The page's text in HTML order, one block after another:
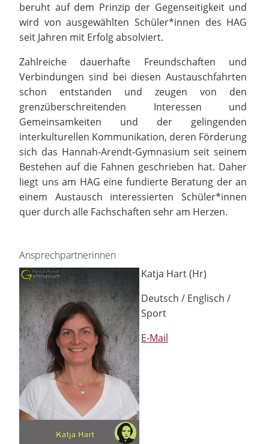
beruht auf dem Prinzip der Gegenseitigkeit und
wird von ausgewählten Schüler*innen des HAG
seit Jahren mit Erfolg absolviert.
Zahlreiche dauerhafte Freundschaften und
Verbindungen sind bei diesen Austauschfahrten
schon entstanden und zeugen von den
grenzüberschreitenden Interessen und
Gemeinsamkeiten und der gelingenden
interkulturellen Kommunikation, deren Förderung
sich das Hannah-Arendt-Gymnasium seit seinem
Bestehen auf die Fahnen geschrieben hat. Daher
liegt uns am HAG eine fundierte Beratung der an
einem Austausch interessierten Schüler*innen
quer durch alle Fachschaften sehr am Herzen.
Ansprechpartnerinnen
Katja Hart (Hr)
Deutsch / Englisch /
Sport
E-Mail